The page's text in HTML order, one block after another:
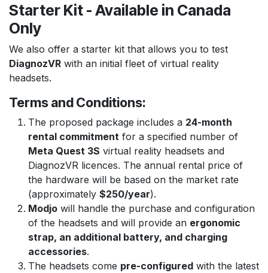
Starter Kit - Available in Canada
Only
We also offer a starter kit that allows you to test
DiagnozVR with an initial fleet of virtual reality
headsets.
Terms and Conditions:
The proposed package includes a 24-month
rental commitment for a specified number of
Meta Quest 3S virtual reality headsets and
DiagnozVR licences. The annual rental price of
the hardware will be based on the market rate
(approximately $250/year).
Modjo will handle the purchase and configuration
of the headsets and will provide an ergonomic
strap, an additional battery, and charging
accessories.
The headsets come pre-configured with the latest